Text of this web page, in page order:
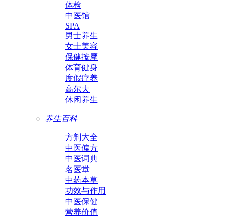
体检
中医馆
SPA
男士养生
女士美容
保健按摩
体育健身
度假疗养
高尔夫
休闲养生
养生百科
方剂大全
中医偏方
中医词典
名医堂
中药本草
功效与作用
中医保健
营养价值